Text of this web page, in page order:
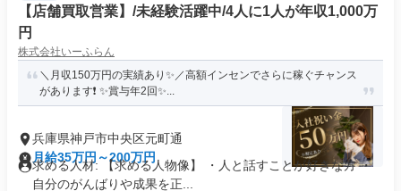
【店舗買取営業】/未経験活躍中/4人に1人が年収1,000万
円
株式会社いーふらん
＼月収150万円の実績あり✨／高額インセンでさらに稼ぐチャンス
があります❗ ✨賞与年2回✨...
兵庫県神戸市中央区元町通
月給35万円～200万円
求める人材: 【求める人物像】 ・人と話すことが好きな方 ・
自分のがんばりや成果を正...